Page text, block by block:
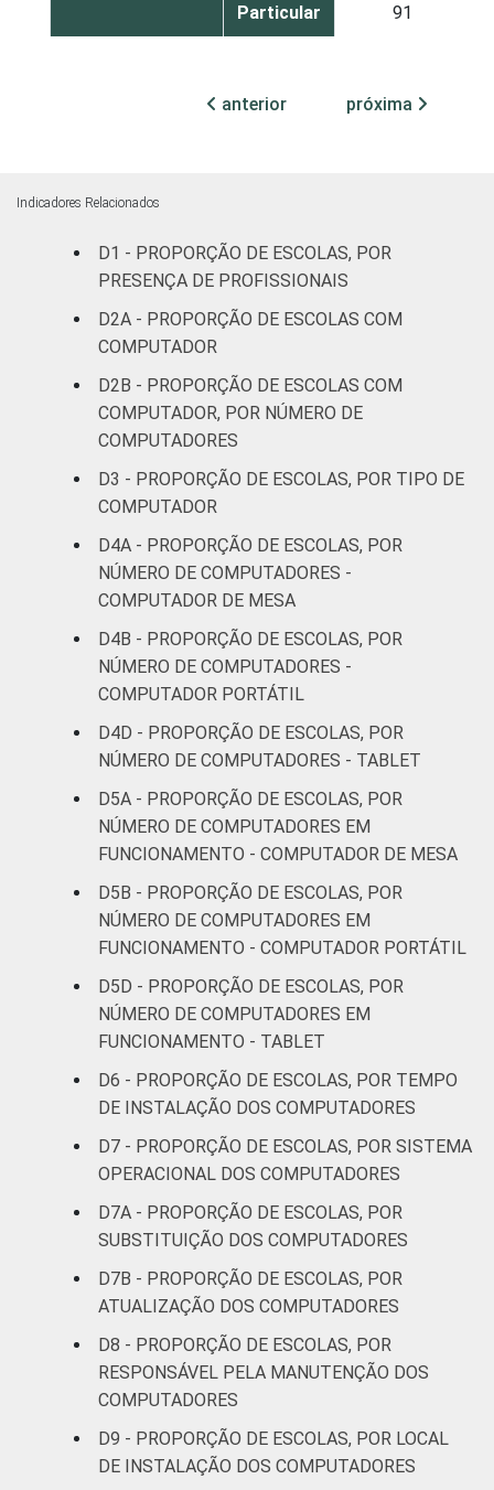
Particular 91
computador. Respostas estimuladas. Cada
de 2015.
anterior próxima
Indicadores Relacionados
D1 - PROPORÇÃO DE ESCOLAS, POR
PRESENÇA DE PROFISSIONAIS
D2A - PROPORÇÃO DE ESCOLAS COM
COMPUTADOR
D2B - PROPORÇÃO DE ESCOLAS COM
COMPUTADOR, POR NÚMERO DE
COMPUTADORES
D3 - PROPORÇÃO DE ESCOLAS, POR TIPO DE
COMPUTADOR
D4A - PROPORÇÃO DE ESCOLAS, POR
NÚMERO DE COMPUTADORES -
COMPUTADOR DE MESA
D4B - PROPORÇÃO DE ESCOLAS, POR
NÚMERO DE COMPUTADORES -
COMPUTADOR PORTÁTIL
D4D - PROPORÇÃO DE ESCOLAS, POR
NÚMERO DE COMPUTADORES - TABLET
D5A - PROPORÇÃO DE ESCOLAS, POR
NÚMERO DE COMPUTADORES EM
FUNCIONAMENTO - COMPUTADOR DE MESA
D5B - PROPORÇÃO DE ESCOLAS, POR
NÚMERO DE COMPUTADORES EM
FUNCIONAMENTO - COMPUTADOR PORTÁTIL
D5D - PROPORÇÃO DE ESCOLAS, POR
NÚMERO DE COMPUTADORES EM
FUNCIONAMENTO - TABLET
D6 - PROPORÇÃO DE ESCOLAS, POR TEMPO
DE INSTALAÇÃO DOS COMPUTADORES
D7 - PROPORÇÃO DE ESCOLAS, POR SISTEMA
OPERACIONAL DOS COMPUTADORES
D7A - PROPORÇÃO DE ESCOLAS, POR
SUBSTITUIÇÃO DOS COMPUTADORES
D7B - PROPORÇÃO DE ESCOLAS, POR
ATUALIZAÇÃO DOS COMPUTADORES
D8 - PROPORÇÃO DE ESCOLAS, POR
RESPONSÁVEL PELA MANUTENÇÃO DOS
COMPUTADORES
D9 - PROPORÇÃO DE ESCOLAS, POR LOCAL
DE INSTALAÇÃO DOS COMPUTADORES